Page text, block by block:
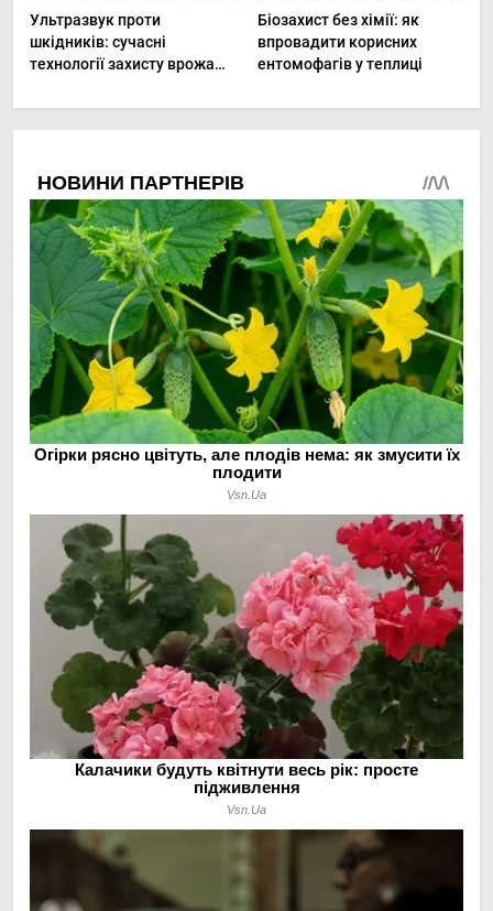
Ультразвук проти
шкідників: сучасні
технології захисту врожаю
Біозахист без хімії: як
впровадити корисних
ентомофагів у теплиці